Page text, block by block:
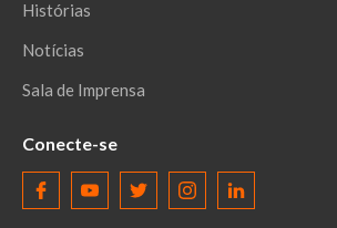
Histórias
Notícias
Sala de Imprensa
Conecte-se